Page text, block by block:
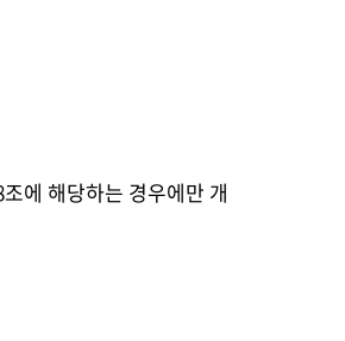
에 해당하는 경우에만 개